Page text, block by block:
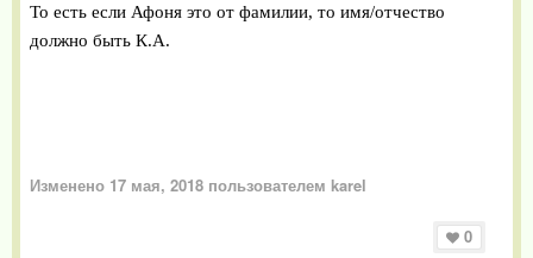
То есть если Афоня это от фамилии, то имя/отчество
должно быть К.А.
Изменено 17 мая, 2018 пользователем karel
0